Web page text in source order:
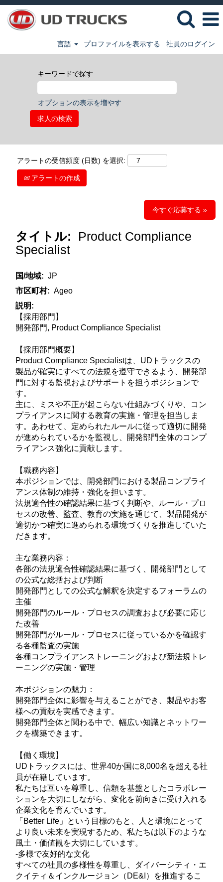
言語 プロファイルを表示する 社員のログイン
キーワードで探す
オプションの表示を増やす
アラートの受信頻度 (日数) を選択:
アラートの作成
今すぐ応募する »
タイトル: Product Compliance
Specialist
国/地域: JP
市区町村: Ageo
説明:
【採用部門】
開発部門, Product Compliance Specialist
【採用部門概要】
Product Compliance Specialistは、UDトラックスの
製品が確実にすべての法規を遵守できるよう、開発部
門に対する監視およびサポートを担うポジションで
す。
主に、ミスや不正が起こらない仕組みづくりや、コン
プライアンスに関する教育の実施・管理を担当しま
す。あわせて、定められたルールに従って適切に開発
が進められているかを監視し、開発部門全体のコンプ
ライアンス強化に貢献します。
【職務内容】
本ポジションでは、開発部門における製品コンプライ
アンス体制の維持・強化を担います。
法規適合性の確認結果に基づく判断や、ルール・プロ
セスの改善、監査、教育の実施を通じて、製品開発が
適切かつ確実に進められる環境づくりを推進していた
だきます。
主な業務内容：
各部の法規適合性確認結果に基づく、開発部門として
の公式な総括および判断
開発部門としての公式な解釈を決定するフォーラムの
主催
開発部門のルール・プロセスの調査および必要に応じ
た改善
開発部門がルール・プロセスに従っているかを確認す
る各種監査の実施
各種コンプライアンストレーニングおよび新法規トレ
ーニングの実施・管理
本ポジションの魅力：
開発部門全体に影響を与えることができ、製品やお客
様への貢献を実感できます。
開発部門全体と関わる中で、幅広い知識とネットワー
クを構築できます。
【働く環境】
UDトラックスには、世界40か国に8,000名を超える社
員が在籍しています。
私たちは互いを尊重し、信頼を基盤としたコラボレー
ションを大切にしながら、変化を前向きに受け入れる
企業文化を育んでいます。
「Better Life」という目標のもと、人と環境にとって
より良い未来を実現するため、私たちは以下のような
風土・価値観を大切にしています。
-多様で友好的な文化
すべての社員の多様性を尊重し、ダイバーシティ・エ
クイティ＆インクルージョン（DE&I）を推進するこ